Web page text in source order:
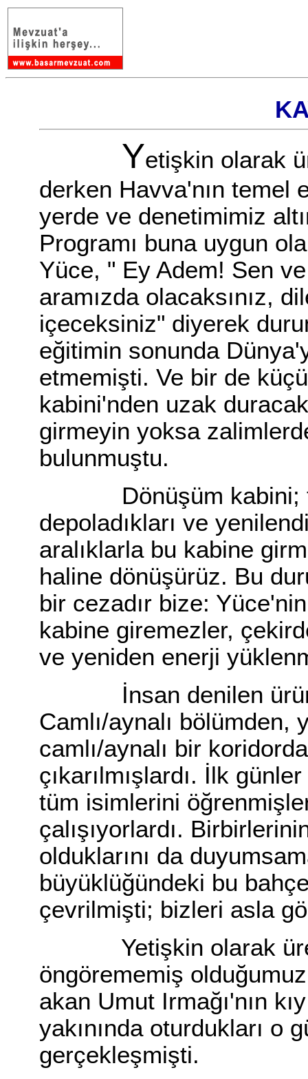
Yetişkin olarak
derken Havva'nın temel
yerde ve denetimimiz
Programı buna uygun
Yüce, " Ey Adem! Sen
aramızda olacaksınız,
içeceksiniz" diyerek
eğitimin sonunda
etmemişti. Ve bir de
kabini'nden uzak
girmeyin yoksa
bulunmuştu.
Dönüşüm kabini;
depoladıkları ve
aralıklarla bu kabine
haline dönüşürüz. Bu
bir cezadır bize:
kabine giremezler,
ve yeniden enerji
İnsan denilen
Camlı/aynalı bölümden,
camlı/aynalı bir
çıkarılmışlardı. İlk
tüm isimlerini
çalışıyorlardı.
olduklarını da
büyüklüğündeki bu
çevrilmişti; bizleri asla
Yetişkin olarak
öngörememiş
akan Umut Irmağı'nın
yakınında oturdukları o